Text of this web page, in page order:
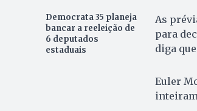
Democrata 35 planeja
bancar a reeleição de
6 deputados
estaduais
As
para
diga
Euler